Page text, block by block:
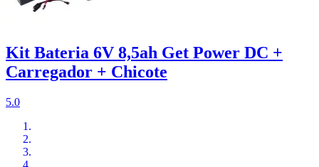
Kit Bateria 6V 8,5ah Get Power DC +
Carregador + Chicote
5.0